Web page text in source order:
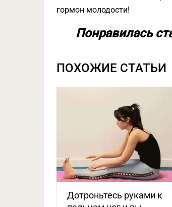
гормон молодости!
Понравилась
ПОХОЖИЕ СТАТЬИ
Дотроньтесь руками к